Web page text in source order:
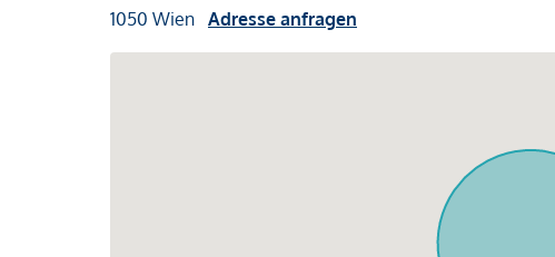
1050 Wien Adresse anfragen